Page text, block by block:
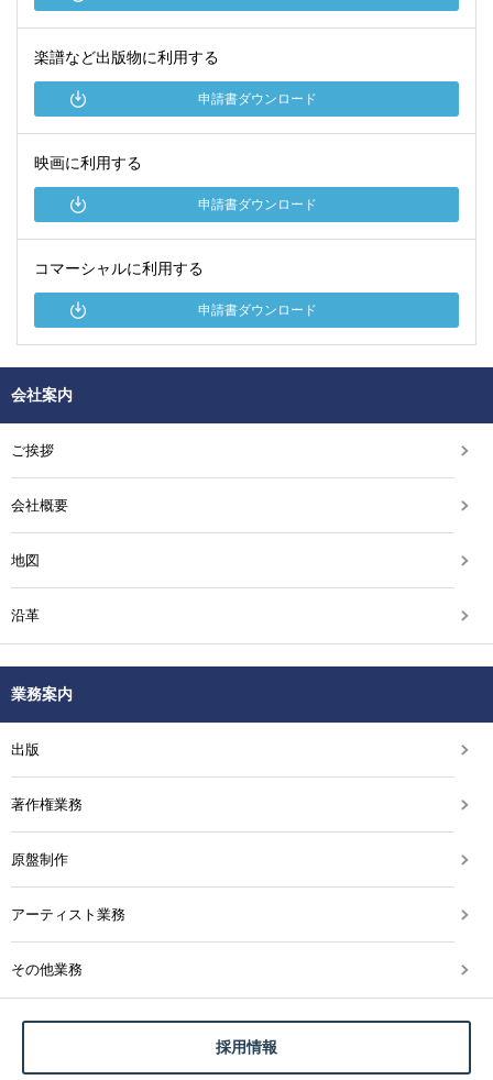
楽譜など出版物に利用する
申請書ダウンロード
映画に利用する
申請書ダウンロード
コマーシャルに利用する
申請書ダウンロード
会社案内
ご挨拶
会社概要
地図
沿革
業務案内
出版
著作権業務
原盤制作
アーティスト業務
その他業務
採用情報